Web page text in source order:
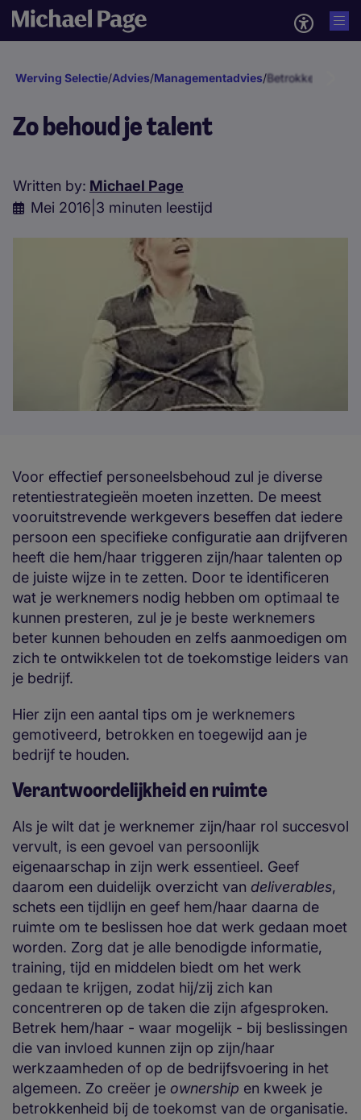
Werving Selectie/Advies/Managementadvies/Betrokkenheid
Zo behoud je talent
Written by: Michael Page
Mei 2016 3 minuten leestijd
Voor effectief personeelsbehoud zul je diverse
retentiestrategieën moeten inzetten. De meest
vooruitstrevende werkgevers beseffen dat iedere
persoon een specifieke configuratie aan drijfveren
heeft die hem/haar triggeren zijn/haar talenten op
de juiste wijze in te zetten. Door te identificeren
wat je werknemers nodig hebben om optimaal te
kunnen presteren, zul je je beste werknemers
beter kunnen behouden en zelfs aanmoedigen om
zich te ontwikkelen tot de toekomstige leiders van
je bedrijf.
Hier zijn een aantal tips om je werknemers
gemotiveerd, betrokken en toegewijd aan je
bedrijf te houden.
Verantwoordelijkheid en ruimte
Als je wilt dat je werknemer zijn/haar rol succesvol
vervult, is een gevoel van persoonlijk
eigenaarschap in zijn werk essentieel. Geef
daarom een duidelijk overzicht van deliverables,
schets een tijdlijn en geef hem/haar daarna de
ruimte om te beslissen hoe dat werk gedaan moet
worden. Zorg dat je alle benodigde informatie,
training, tijd en middelen biedt om het werk
gedaan te krijgen, zodat hij/zij zich kan
concentreren op de taken die zijn afgesproken.
Betrek hem/haar - waar mogelijk - bij beslissingen
die van invloed kunnen zijn op zijn/haar
werkzaamheden of op de bedrijfsvoering in het
algemeen. Zo creëer je ownership en kweek je
betrokkenheid bij de toekomst van de organisatie.